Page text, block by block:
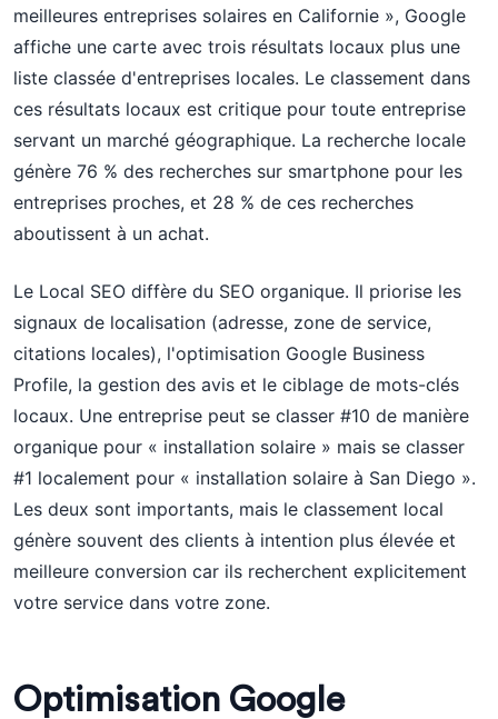
meilleures entreprises solaires en Californie », Google
affiche une carte avec trois résultats locaux plus une
liste classée d'entreprises locales. Le classement dans
ces résultats locaux est critique pour toute entreprise
servant un marché géographique. La recherche locale
génère 76 % des recherches sur smartphone pour les
entreprises proches, et 28 % de ces recherches
aboutissent à un achat.
Le Local SEO diffère du SEO organique. Il priorise les
signaux de localisation (adresse, zone de service,
citations locales), l'optimisation Google Business
Profile, la gestion des avis et le ciblage de mots-clés
locaux. Une entreprise peut se classer #10 de manière
organique pour « installation solaire » mais se classer
#1 localement pour « installation solaire à San Diego ».
Les deux sont importants, mais le classement local
génère souvent des clients à intention plus élevée et
meilleure conversion car ils recherchent explicitement
votre service dans votre zone.
Optimisation Google